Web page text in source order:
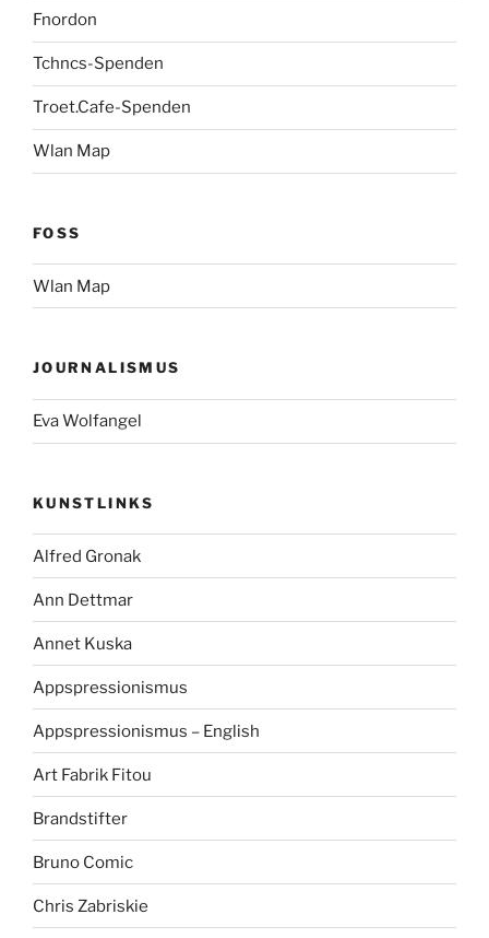
Fnordon
Tchncs-Spenden
Troet.Cafe-Spenden
Wlan Map
FOSS
Wlan Map
JOURNALISMUS
Eva Wolfangel
KUNSTLINKS
Alfred Gronak
Ann Dettmar
Annet Kuska
Appspressionismus
Appspressionismus – English
Art Fabrik Fitou
Brandstifter
Bruno Comic
Chris Zabriskie